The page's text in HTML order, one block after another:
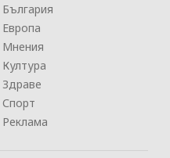
България
Европа
Мнения
Култура
Здраве
Спорт
Реклама